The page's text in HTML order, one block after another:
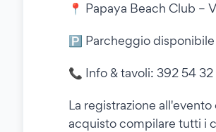
📍 Papaya Beach Club –
🅿️ Parcheggio
📞 Info & tavoli: 392 54
La registrazione
acquisto compilare tutti i